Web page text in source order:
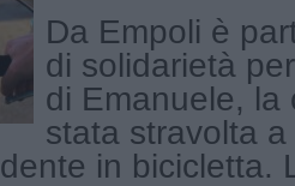
Da Empoli è
di solidarietà
di Emanuele, la
stata stravolta
in bicicletta.